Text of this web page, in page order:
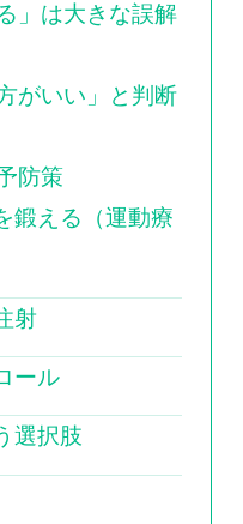
」は大きな誤解
がいい」と判断
防策
鍛える（運動療
射
ール
選択肢